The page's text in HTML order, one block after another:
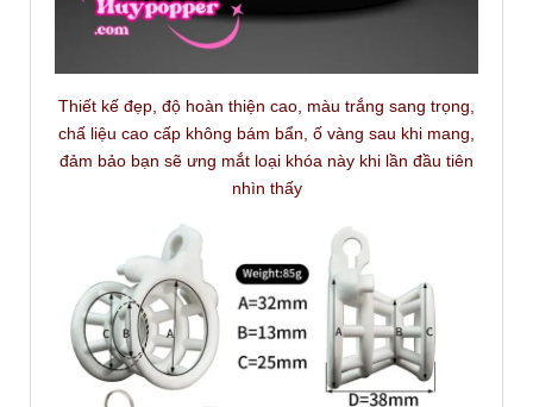
Thiết kế đẹp, độ hoàn thiện cao, màu trắng sang trọng,
chấ liệu cao cấp không bám bẩn, ố vàng sau khi mang,
đảm bảo bạn sẽ ưng mắt loại khóa này khi lần đầu tiên
nhìn thấy